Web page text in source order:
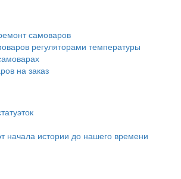
самоваров
регуляторами температуры
на заказ
истории до нашего времени